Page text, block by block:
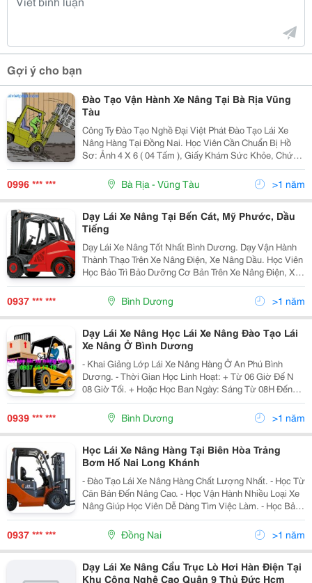
Gợi ý cho bạn
Đào Tạo Vận Hành Xe Nâng Tại Bà Rịa Vũng
Tàu
Công Ty Đào Tạo Nghề Đại Việt Phát Đào Tạo Lái Xe
Nâng Hàng Tại Đồng Nai. Học Viên Cần Chuẩn Bị Hồ
Sơ: Ảnh 4 X 6 ( 04 Tấm ), Giấy Khám Sức Khỏe, Chứng
Minh Nhân Dân. Số Điện Thoại Liên Hệ: 0996.123.234.
Mail: Phat.daivietphat@Gmail.
0996 *** *** Bà Rịa - Vũng Tàu >1 năm
Dạy Lái Xe Nâng Tại Bến Cát, Mỹ Phước, Dầu
Tiếng
Dạy Lái Xe Nâng Tốt Nhất Bình Dương. Dạy Vận Hành
Thành Thạo Trên Xe Nâng Điện, Xe Nâng Dầu. Học Viên
Học Bảo Trì Bảo Dưỡng Cơ Bản Trên Xe Nâng Điện, Xe
Nâng Dầu... Công Ty Tnhh Đào Tạo Nghề Đại Việt Phát.
0937 *** *** Bình Dương >1 năm
Dạy Lái Xe Nâng Học Lái Xe Nâng Đào Tạo Lái
Xe Nâng Ở Bình Dương
- Khai Giảng Lớp Lái Xe Nâng Hàng Ở An Phú Bình
Dương. - Thời Gian Học Linh Hoạt: + Từ 06 Giờ Đế N
08 Giờ Tối. + Hoặc Học Ban Ngày: Sáng Từ 08H Đến
12H Sáng; Chiều Từ 01H Đến 05H Chiều. - Hướng Bảo
Dưỡng Xe
0939 *** *** Bình Dương >1 năm
Học Lái Xe Nâng Hàng Tại Biên Hòa Trảng
Bơm Hố Nai Long Khánh
- Đào Tạo Lái Xe Nâng Hàng Chất Lượng Nhất. - Học Từ
Căn Bản Đến Nâng Cao. - Học Vận Hành Nhiều Loại Xe
Nâng Giúp Học Viên Dễ Dàng Tìm Việc Làm. - Học Bảo
Trì Bảo Dưỡng Xe Nâng Hàng. - Học Thực Hành Thành
Thạo Trên Xe Nâng Số
0937 *** *** Đồng Nai >1 năm
Dạy Lái Xe Nâng Cẩu Trục Lò Hơi Hàn Điện Tại
Khu Công Nghệ Cao Quận 9 Thủ Đức Hcm